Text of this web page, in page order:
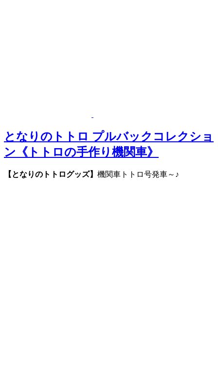
となりのトトロ プルバックコレクショ
ン《トトロの手作り機関車》
【となりのトトログッズ】 機関車トトロ号発車～♪